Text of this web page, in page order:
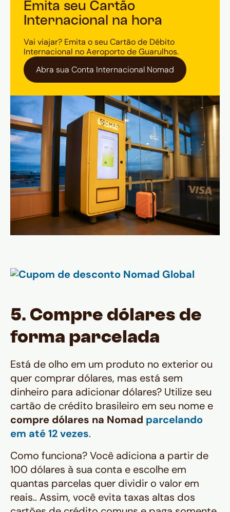
Emita seu Cartão
Internacional na hora
Vai viajar? Emita o seu Cartão de Débito
Internacional no Aeroporto de Guarulhos.
Abra sua Conta Internacional Nomad
5. Compre dólares de
forma parcelada
Está de olho em um produto no exterior ou
quer comprar dólares, mas está sem
dinheiro para adicionar dólares? Utilize seu
cartão de crédito brasileiro em seu nome e
compre dólares na Nomad parcelando
em até 12 vezes.
Como funciona? Você adiciona a partir de
100 dólares à sua conta e escolhe em
quantas parcelas quer dividir o valor em
reais.. Assim, você evita taxas altas dos